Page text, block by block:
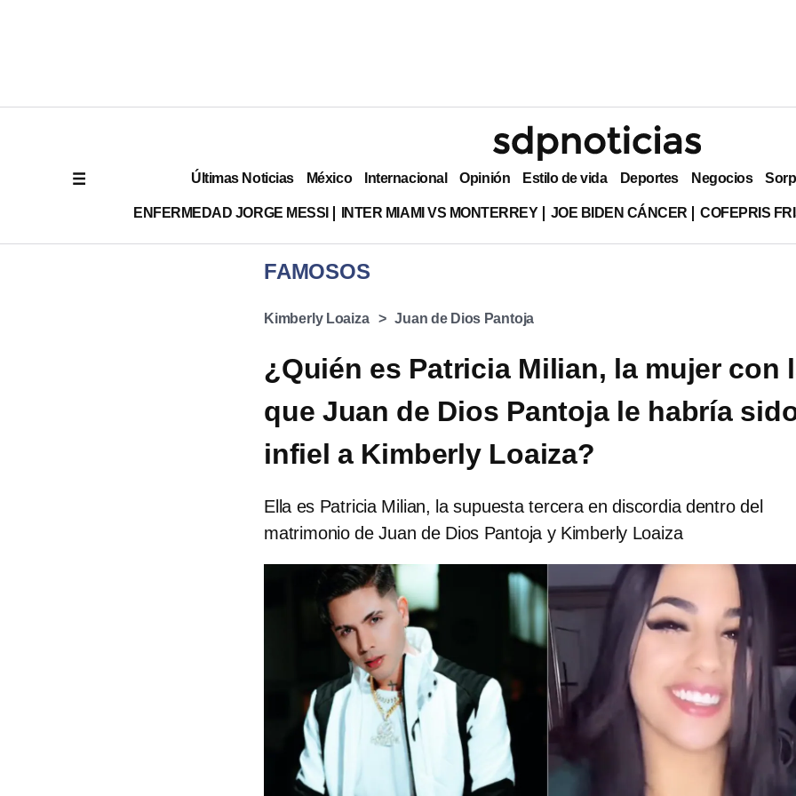
Últimas Noticias México Internacional Opinión Estilo de vida Deportes Negocios
ENFERMEDAD JORGE MESSI INTER MIAMI VS MONTERREY JOE BIDEN CÁNCER COFEPRIS
FAMOSOS
Kimberly Loaiza Juan de Dios Pantoja
¿Quién es Patricia Milian, la mujer con
que Juan de Dios Pantoja le habría
infiel a Kimberly Loaiza?
Ella es Patricia Milian, la supuesta tercera en discordia dentro del
matrimonio de Juan de Dios Pantoja y Kimberly Loaiza